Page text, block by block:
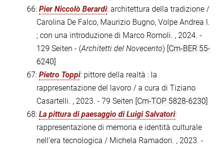
66: Pier Niccolò Berardi: architettura della tradizione /
Carolina De Falco, Maurizio Bugno, Volpe Andrea I.
; con una introduzione di Marco Romoli. , 2024. -
129 Seiten - (Architetti del Novecento) [Cm-BER 55-
6240]
67: Pietro Toppi: pittore della realtà : la
rappresentazione del lavoro / a cura di Tiziano
Casartelli. , 2023. - 79 Seiten [Cm-TOP 5828-6230]
68: La pittura di paesaggio di Luigi Salvatori:
rappresentazione di memoria e identità culturale
nell'era tecnologica / Michela Ramadori. , 2023. -